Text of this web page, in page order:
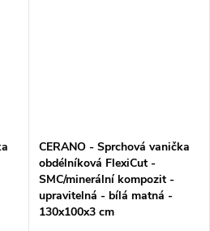
CERANO - Sprchová vanička
obdélníková FlexiCut -
SMC/minerální kompozit -
upravitelná - bílá matná -
130x100x3 cm